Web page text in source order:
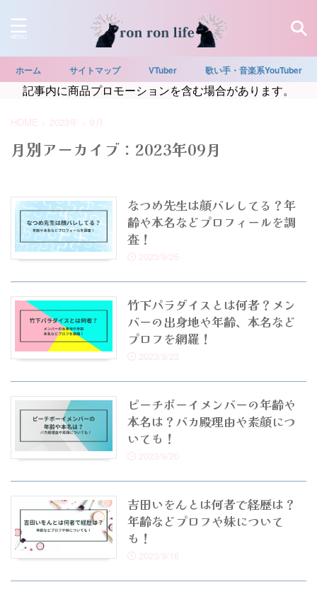
ホーム サイトマップ VTuber 歌い手・音楽系YouTuber
記事内に商品プロモーションを含む場合があります。
HOME > 2023年 > 9月
月別アーカイブ：2023年09月
なつめ先生は顔バレしてる？年
齢や本名などプロフィールを調
査！
2023/9/25
竹下パラダイスとは何者？メン
バーの出身地や年齢、本名など
プロフを網羅！
2023/9/23
ピーチボーイメンバーの年齢や
本名は？バカ殿理由や素顔につ
いても！
2023/9/20
吉田いをんとは何者で経歴は？
年齢などプロフや妹について
も！
2023/9/16